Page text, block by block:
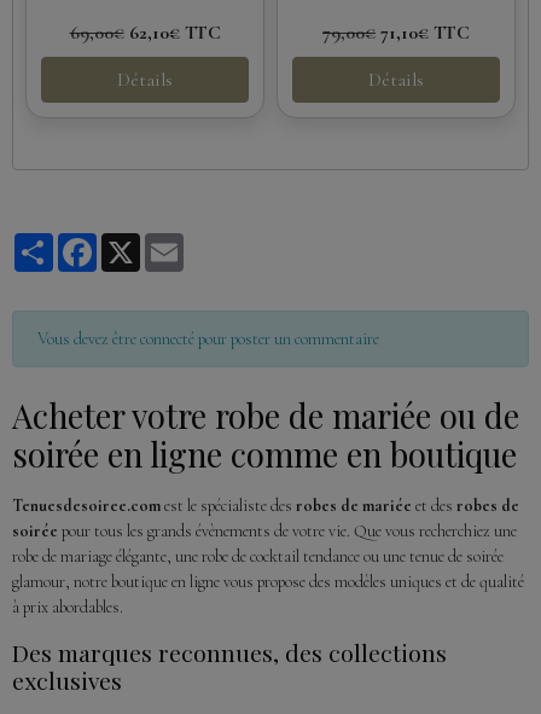
69,00€ 62,10€ TTC
Détails
79,00€ 71,10€ TTC
Détails
PartagerFacebook
X
Vous devez être connecté pour poster un commentaire
Acheter votre robe de mariée ou de
soirée en ligne comme en boutique
Tenuesdesoiree.comest le spécialiste des robes de mariée et des robes de
soirée pour tous les grands évènements de votre vie. Que vous recherchiez une
robe de mariage élégante, une robe de cocktail tendance ou une tenue de soirée
glamour, notre boutique en ligne vous propose des modèles uniques et de qualité
à prix abordables.
Des marques reconnues, des collections
exclusives